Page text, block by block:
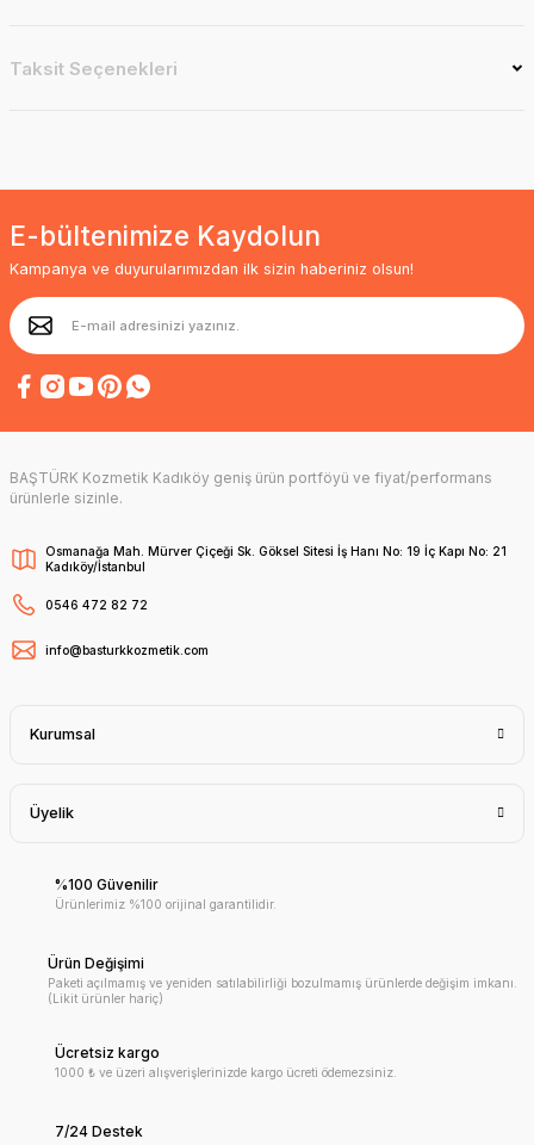
Taksit Seçenekleri
E-bültenimize Kaydolun
Kampanya ve duyurularımızdan ilk sizin haberiniz olsun!
BAŞTÜRK Kozmetik Kadıköy geniş ürün portföyü ve fiyat/performans
ürünlerle sizinle.
Osmanağa Mah. Mürver Çiçeği Sk. Göksel Sitesi İş Hanı No: 19 İç Kapı No: 21
Kadıköy/İstanbul
0546 472 82 72
info@basturkkozmetik.com
Kurumsal
Üyelik
%100 Güvenilir
Ürünlerimiz %100 orijinal garantilidir.
Ürün Değişimi
Paketi açılmamış ve yeniden satılabilirliği bozulmamış ürünlerde değişim imkanı.
(Likit ürünler hariç)
Ücretsiz kargo
1000 ₺ ve üzeri alışverişlerinizde kargo ücreti ödemezsiniz.
7/24 Destek